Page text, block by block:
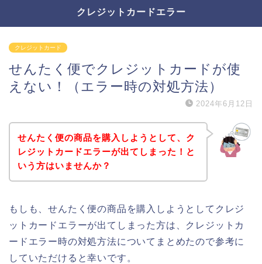
クレジットカードエラー
クレジットカード
せんたく便でクレジットカードが使
えない！（エラー時の対処方法）
2024年6月12日
せんたく便の商品を購入しようとして、ク
レジットカードエラーが出てしまった！と
いう方はいませんか？
もしも、せんたく便の商品を購入しようとしてクレジ
ットカードエラーが出てしまった方は、クレジットカ
ードエラー時の対処方法についてまとめたので参考に
していただけると幸いです。